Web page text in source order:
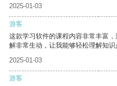
2025-01-03
游客
这款学习软件的课程内容非常丰富
解非常生动，让我能够轻松理解知识
2025-01-03
游客